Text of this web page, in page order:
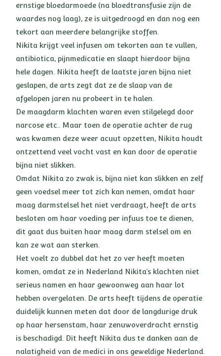
ernstige bloedarmoede (na bloedtransfusie zijn de
waardes nog laag), ze is uitgedroogd en dan nog een
tekort aan meerdere belangrijke stoffen.
Nikita krijgt veel infusen om tekorten aan te vullen,
antibiotica, pijnmedicatie en slaapt hierdoor bijna
hele dagen. Nikita heeft de laatste jaren bijna niet
geslapen, de arts zegt dat ze de slaap van de
afgelopen jaren nu probeert in te halen.
De maagdarm klachten waren even stilgelegd door
narcose etc.. Maar toen de operatie achter de rug
was kwamen deze weer acuut opzetten, Nikita houdt
ontzettend veel vocht vast en kan door de operatie
bijna niet slikken.
Omdat Nikita zo zwak is, bijna niet kan slikken en zelf
geen voedsel meer tot zich kan nemen, omdat haar
maag darmstelsel het niet verdraagt, heeft de arts
besloten om haar voeding per infuus toe te dienen,
dit gaat dus buiten haar maag darm stelsel om en
kan ze wat aan sterken.
Het voelt zo dubbel dat het zo ver heeft moeten
komen, omdat ze in Nederland Nikita’s klachten niet
serieus namen en haar gewoonweg aan haar lot
hebben overgelaten. De arts heeft tijdens de operatie
duidelijk kunnen meten dat door de langdurige druk
op haar hersenstam, haar zenuwoverdracht ernstig
is beschadigd. Dit heeft Nikita dus te danken aan de
nalatigheid van de medici in ons geweldige Nederland.